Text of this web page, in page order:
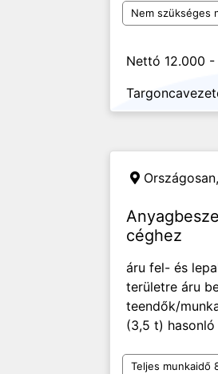
Nem szükséges
Nettó 12.000
Országosan,
céghez
áru fel- és
területre áru
teendők/
(3,5 t)
Teljes munkaidő